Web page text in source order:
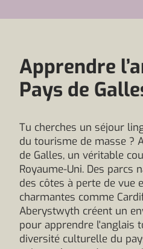
Apprendre
Pays de
Tu cherches un séjour
du tourisme de masse ?
de Galles, un véritable
Royaume-Uni. Des parcs
des côtes à perte de vue
charmantes comme
Aberystwyth créent un
pour apprendre l'anglais
diversité culturelle du